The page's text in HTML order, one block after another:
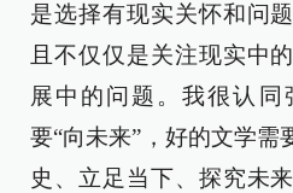
是选择有现实关怀和问
且不仅仅是关注现实中
展中的问题。我很认同
要“向未来”，好的文学需
史、立足当下、探究未